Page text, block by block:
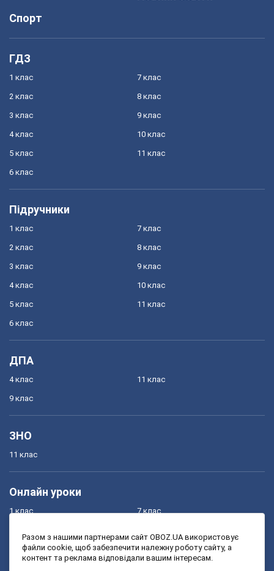
Спорт
ГДЗ
1 клас
2 клас
3 клас
4 клас
5 клас
6 клас
7 клас
8 клас
9 клас
10 клас
11 клас
Підручники
1 клас
2 клас
3 клас
4 клас
5 клас
6 клас
7 клас
8 клас
9 клас
10 клас
11 клас
ДПА
4 клас
9 клас
11 клас
ЗНО
11 клас
Онлайн уроки
1 клас
3 клас
7 клас
9 клас
Разом з нашими партнерами сайт OBOZ.UA використовує
файли cookie, щоб забезпечити належну роботу сайту, а
контент та реклама відповідали вашим інтересам.